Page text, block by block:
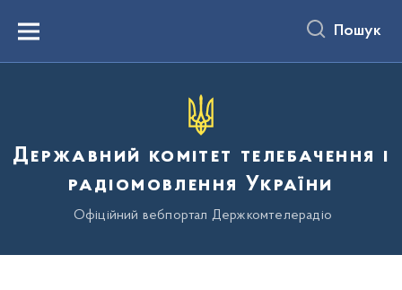
вмістуMenu Пошук
Державний комітет телебачення і
радіомовлення України
Офіційний вебпортал Держкомтелерадіо